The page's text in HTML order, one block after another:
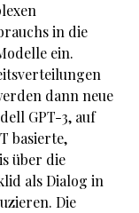
in die
ein.
dann neue
GPT-3, auf
basierte,
über die
als Dialog in
Die